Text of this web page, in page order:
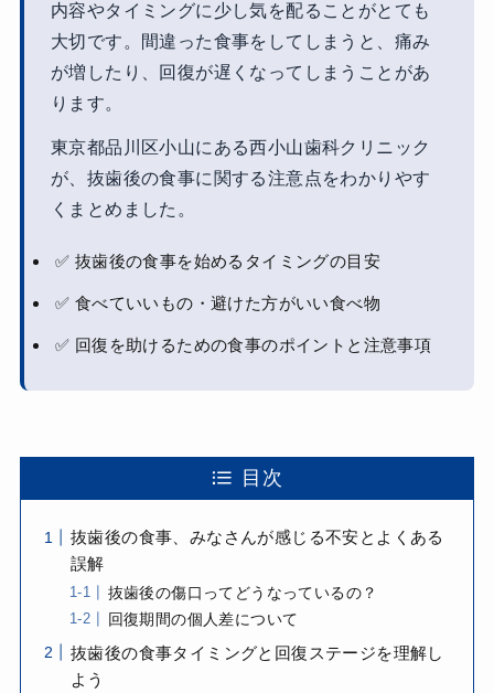
内容やタイミングに少し気を配ることがとても
大切です。間違った食事をしてしまうと、痛み
が増したり、回復が遅くなってしまうことがあ
ります。
東京都品川区小山にある西小山歯科クリニック
が、抜歯後の食事に関する注意点をわかりやす
くまとめました。
✅ 抜歯後の食事を始めるタイミングの目安
✅ 食べていいもの・避けた方がいい食べ物
✅ 回復を助けるための食事のポイントと注意事項
目次
抜歯後の食事、みなさんが感じる不安とよくある
誤解
抜歯後の傷口ってどうなっているの？
回復期間の個人差について
抜歯後の食事タイミングと回復ステージを理解し
よう